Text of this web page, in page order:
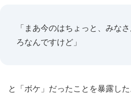
「まあ今のはちょっと、みな
ろなんですけど」
と「ボケ」だったことを暴露し